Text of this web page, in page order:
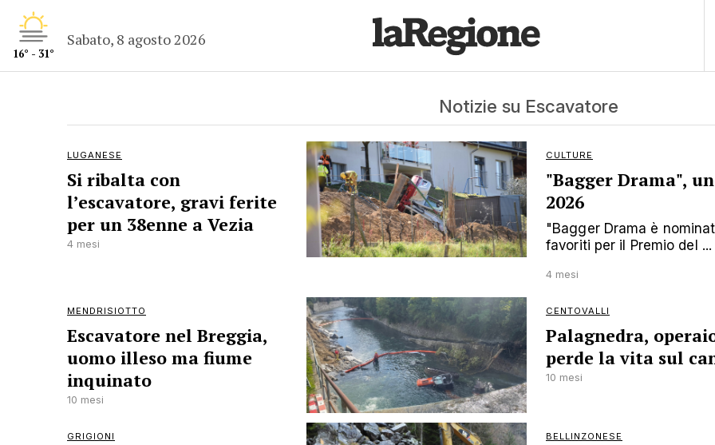
16° - 31°
Sabato, 8 agosto 2026
Notizie su Escavatore
LUGANESE
Si ribalta con
l’escavatore, gravi ferite
per un 38enne a Vezia
4 mesi
CULTURE
"Bagger Drama",
2026
"Bagger Drama è
favoriti per il Premio del ...
4 mesi
MENDRISIOTTO
Escavatore nel Breggia,
uomo illeso ma fiume
inquinato
10 mesi
CENTOVALLI
Palagnedra,
perde la vita sul
10 mesi
GRIGIONI BELLINZONESE